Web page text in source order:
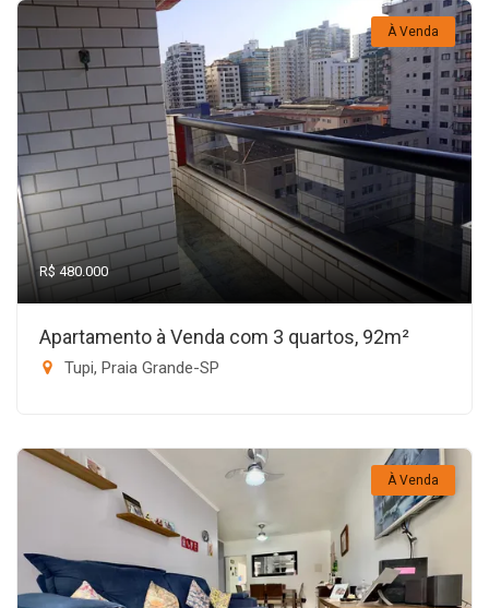
À Venda
R$ 480.000
Apartamento à Venda com 3 quartos, 92m²
Tupi, Praia Grande-SP
À Venda